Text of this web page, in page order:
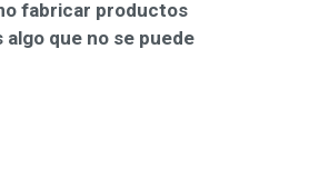
fabricar productos
que no se puede